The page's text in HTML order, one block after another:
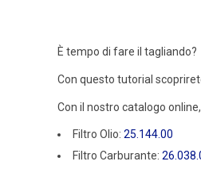
È tempo di fare il tagliando?
Con questo tutorial
Con il nostro catalogo
Filtro Olio: 25.144.00
Filtro Carburante: